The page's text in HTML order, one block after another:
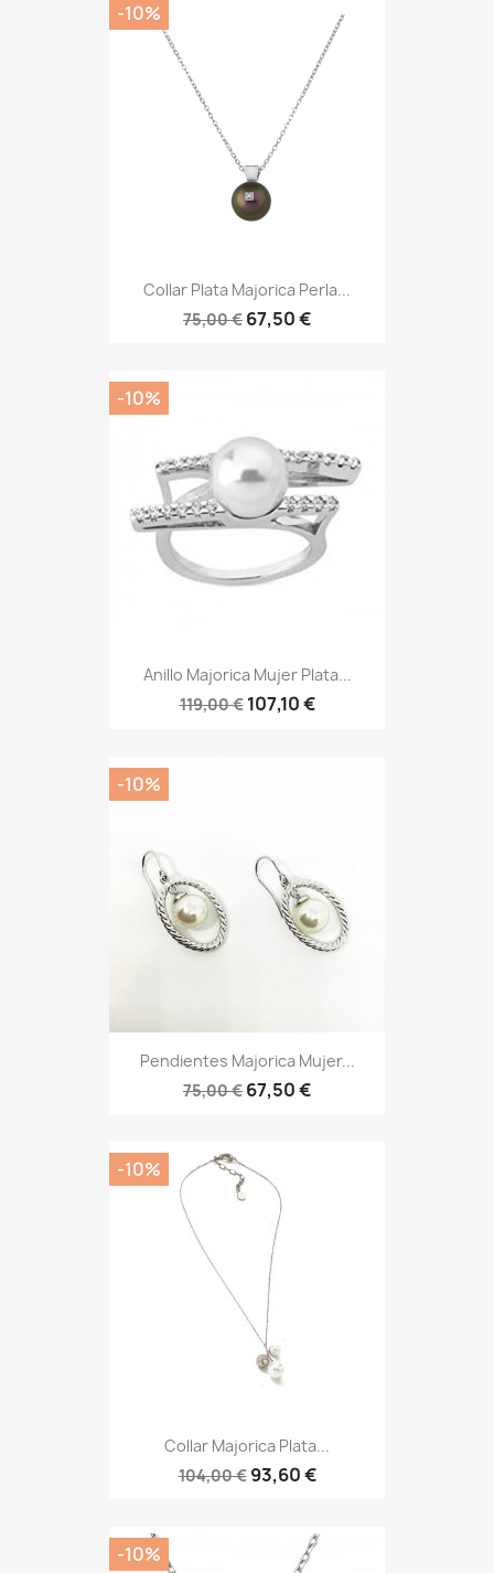
Collar Plata Majorica Perla...
75,00 € 67,50 €
-10%
Anillo Majorica Mujer Plata...
119,00 € 107,10 €
-10%
Pendientes Majorica Mujer...
75,00 € 67,50 €
-10%
Collar Majorica Plata...
104,00 € 93,60 €
-10%
-10%